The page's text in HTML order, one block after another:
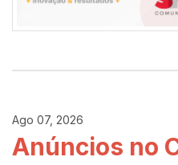
Ago 07, 2026
Anúncios no